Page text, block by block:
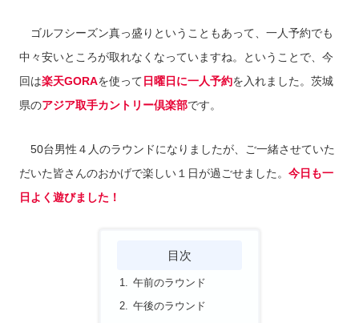
ゴルフシーズン真っ盛りということもあって、一人予約でも
中々安いところが取れなくなっていますね。ということで、今
回は楽天GORAを使って 日曜日に一人予約を入れました。茨城
県のアジア取手カントリー倶楽部です。
50台男性４人のラウンドになりましたが、ご一緒させていた
だいた皆さんのおかげで楽しい１日が過ごせました。 今日も一
日よく遊びました！
目次
午前のラウンド
午後のラウンド